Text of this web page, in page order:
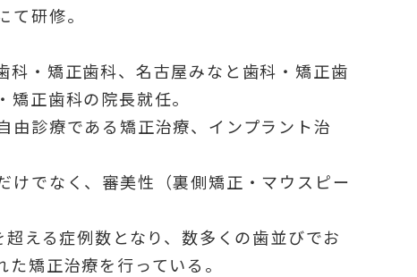
研修。
科・矯正歯科、名古屋みなと歯科・矯正歯
正歯科の院長就任。
由診療である矯正治療、インプラント治
けでなく、審美性（裏側矯正・マウスピー
える症例数となり、数多くの歯並びでお
矯正治療を行っている。